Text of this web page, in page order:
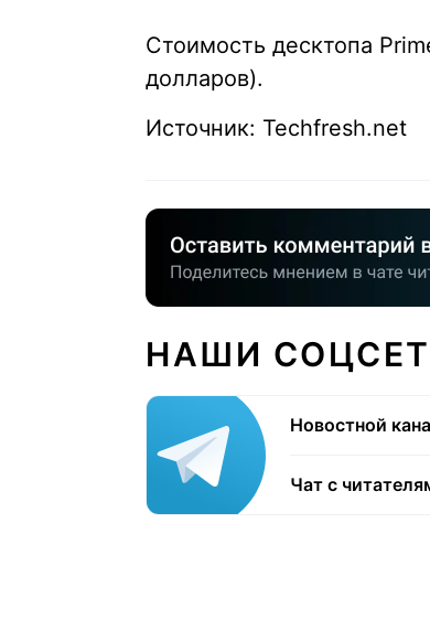
Стоимость десктопа
долларов).
Источник: Techfresh.net
НАШИ
Новостной
Чат с